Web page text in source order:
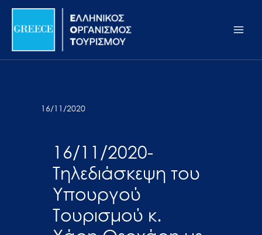
Σημείωση:
ιστότοπος
προσβασιμότητας.
Μετάβαση
περιεχόμενο
16/11/2020
16/11/2020-
Τηλεδιάσκεψη του
Υπουργού
Τουρισμού κ.